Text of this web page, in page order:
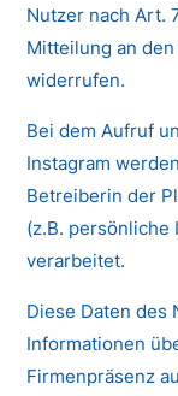
Nutzer nach Art.
Mitteilung an
widerrufen.
Bei dem Aufruf
Instagram
Betreiberin der
(z.B. persönliche
verarbeitet.
Diese Daten des
Informationen
Firmenpräsenz